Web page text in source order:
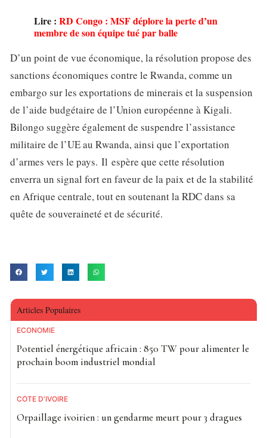
Lire : RD Congo : MSF déplore la perte d’un
membre de son équipe tué par balle
D’un point de vue économique, la résolution propose des
sanctions économiques contre le Rwanda, comme un
embargo sur les exportations de minerais et la suspension
de l’aide budgétaire de l’Union européenne à Kigali.
Bilongo suggère également de suspendre l’assistance
militaire de l’UE au Rwanda, ainsi que l’exportation
d’armes vers le pays. Il espère que cette résolution
enverra un signal fort en faveur de la paix et de la stabilité
en Afrique centrale, tout en soutenant la RDC dans sa
quête de souveraineté et de sécurité.
Articles Populaires
ECONOMIE
Potentiel énergétique africain : 850 TW pour alimenter le
prochain boom industriel mondial
CÔTE D'IVOIRE
Orpaillage ivoirien : un gendarme meurt pour 3 dragues